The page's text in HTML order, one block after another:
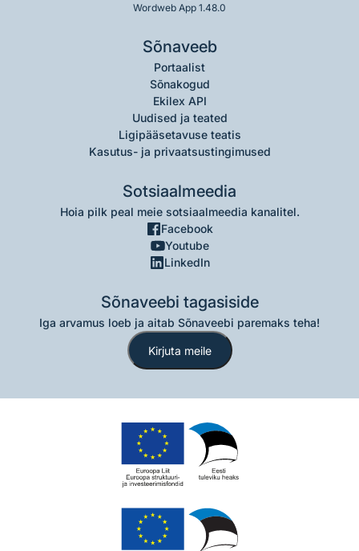
Wordweb App 1.48.0
Sõnaveeb
Portaalist
Sõnakogud
Ekilex API
Uudised ja teated
Ligipääsetavuse teatis
Kasutus- ja privaatsustingimused
Sotsiaalmeedia
Hoia pilk peal meie sotsiaalmeedia kanalitel.
Facebook
Youtube
LinkedIn
Sõnaveebi tagasiside
Iga arvamus loeb ja aitab Sõnaveebi paremaks teha!
Kirjuta meile